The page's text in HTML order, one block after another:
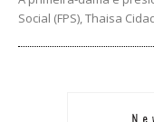
Social (FPS), Thaisa